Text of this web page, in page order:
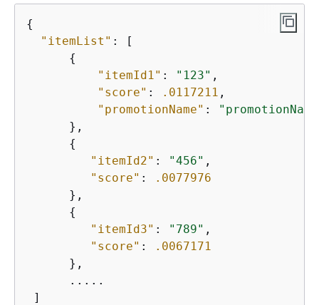
{
"itemList" : [
{
"itemId1" : "123" ,
"score" : .0117211 ,
"promotionName" :
      },
{
"itemId2" : "456" ,
"score" :
.0077976
      },
{
"itemId3" : "789" ,
"score" :
.0067171
      },
      .....
]